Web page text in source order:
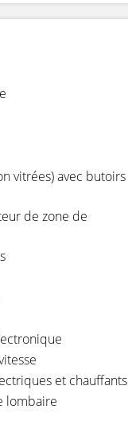
vitrées) avec butoirs
de zone de
et chauffants
lombaire